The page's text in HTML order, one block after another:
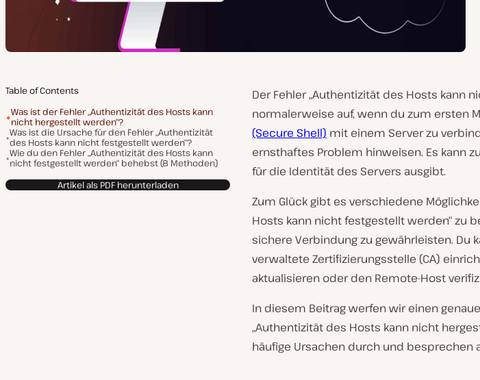
Table of Contents
Was ist der Fehler „Authentizität des Hosts kann
nicht hergestellt werden“?
Was ist die Ursache für den Fehler „Authentizität
des Hosts kann nicht festgestellt werden“?
Wie du den Fehler „Authentizität des Hosts kann
nicht festgestellt werden“ behebst (8 Methoden)
Artikel als PDF herunterladen
Der Fehler „Authentizität des Hosts kann
normalerweise auf, wenn du zum ersten
(Secure Shell) mit einem Server zu
ernsthaftes Problem hinweisen. Es kann
für die Identität des Servers ausgibt.
Zum Glück gibt es verschiedene
Hosts kann nicht festgestellt werden“ zu
sichere Verbindung zu gewährleisten. Du
verwaltete Zertifizierungsstelle (CA)
aktualisieren oder den Remote-Host
In diesem Beitrag werfen wir einen
„Authentizität des Hosts kann nicht
häufige Ursachen durch und besprechen